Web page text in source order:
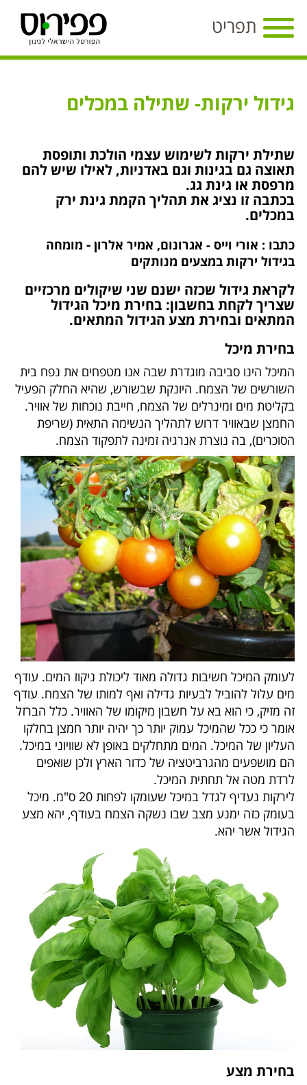
Toggle
navigation
תפריט
גידול ירקות- שתילה במכלים
שתילת ירקות לשימוש עצמי הולכת ותופסת
תאוצה גם בגינות וגם באדניות, לאילו שיש להם
מרפסת או גינת גג.
בכתבה זו נציג את תהליך הקמת גינת ירק
במכלים.
כתבו : אורי וייס - אגרונום, אמיר אלרון - מומחה
בגידול ירקות במצעים מנותקים
לקראת גידול שכזה ישנם שני שיקולים מרכזיים
שצריך לקחת בחשבון: בחירת מיכל הגידול
המתאים ובחירת מצע הגידול המתאים.
בחירת מיכל
המיכל הינו סביבה מוגדרת שבה אנו מטפחים את נפח בית
השורשים של הצמח. היונקת שבשורש, שהיא החלק הפעיל
בקליטת מים ומינרלים של הצמח, חייבת נוכחות של אוויר.
החמצן שבאוויר דרוש לתהליך הנשימה התאית (שריפת
הסוכרים), בה נוצרת אנרגיה זמינה לתפקוד הצמח.
לעומק המיכל חשיבות גדולה מאוד ליכולת ניקוז המים. עודף
מים עלול להוביל לבעיות גדילה ואף למותו של הצמח. עודף
זה מזיק, כי הוא בא על חשבון מיקומו של האוויר. כלל הברזל
אומר כי ככל שהמיכל עמוק יותר כך יהיה יותר חמצן בחלקו
העליון של המיכל. המים מתחלקים באופן לא שוויוני במיכל.
הם מושפעים מהגרביטציה של כדור הארץ ולכן שואפים
לרדת מטה אל תחתית המיכל.
לירקות נעדיף לגדל במיכל שעומקו לפחות 20 ס"מ. מיכל
בעומק כזה ימנע מצב שבו נשקה הצמח בעודף, יהא מצע
הגידול אשר יהא.
בחירת מצע